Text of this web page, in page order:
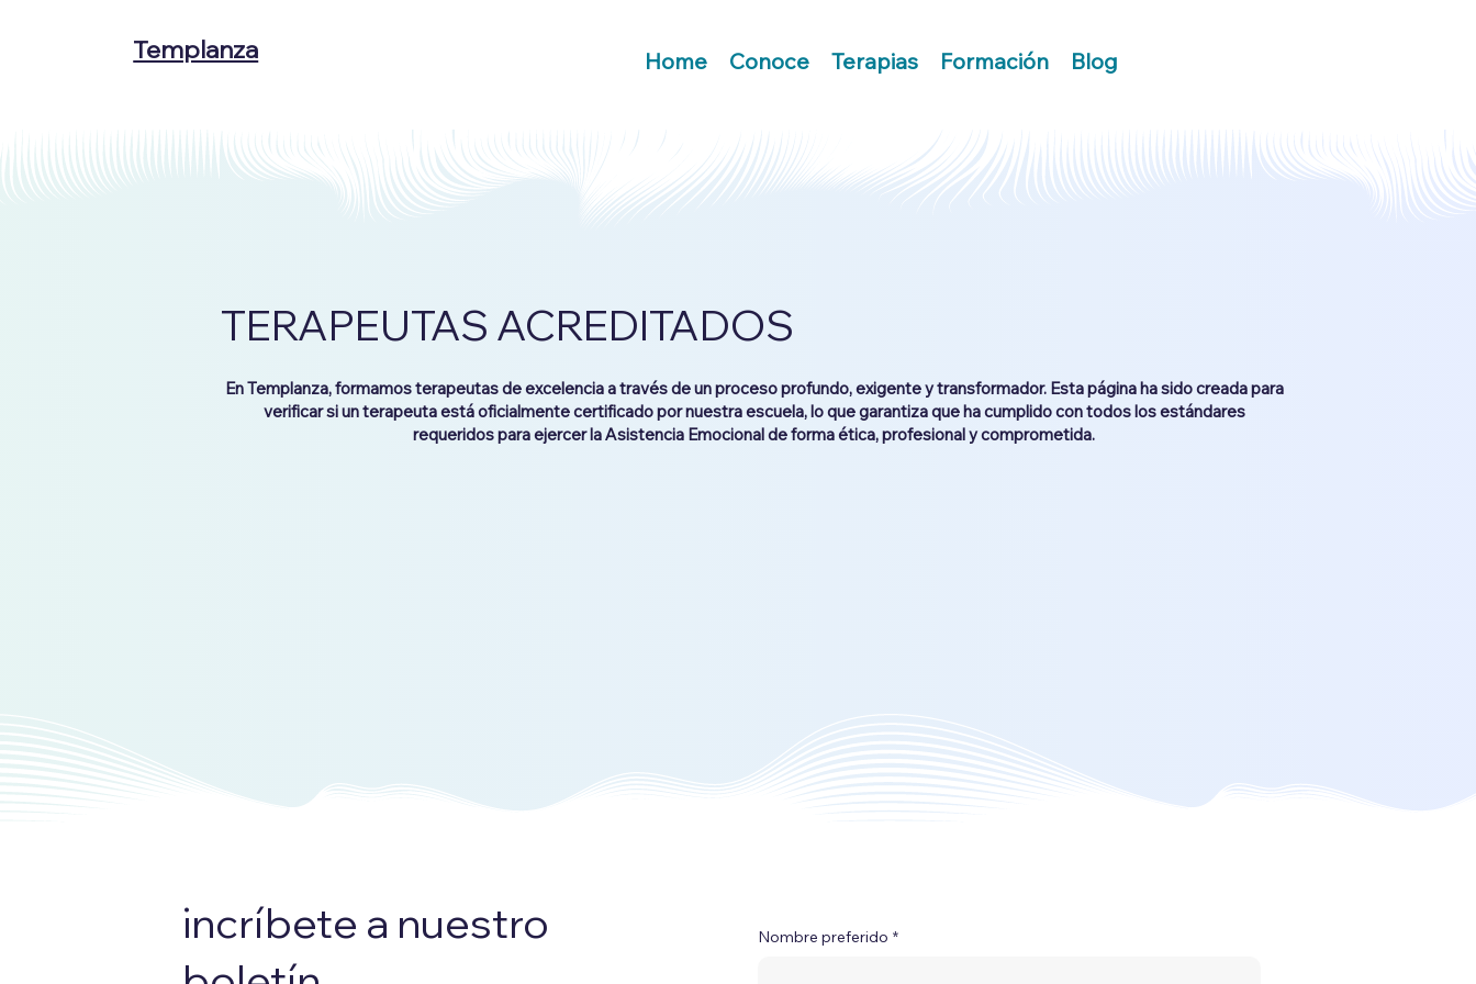
Templanza Home Conoce Terapias Formación Blog
TERAPEUTAS ACREDITADOS
En Templanza, formamos terapeutas de excelencia a través de un proceso profundo, exigente y transformador. Esta página ha sido creada para
verificar si un terapeuta está oficialmente certificado por nuestra escuela, lo que garantiza que ha cumplido con todos los estándares
requeridos para ejercer la Asistencia Emocional de forma ética, profesional y comprometida.
incríbete a nuestro
Nombre preferido *